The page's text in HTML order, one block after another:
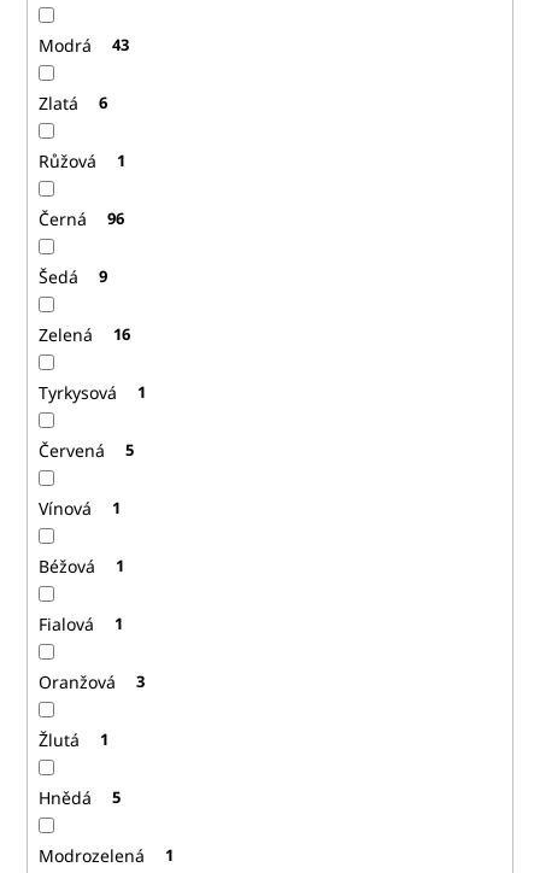
Modrá 43
Zlatá 6
Růžová 1
Černá 96
Šedá 9
Zelená 16
Tyrkysová 1
Červená 5
Vínová 1
Béžová 1
Fialová 1
Oranžová 3
Žlutá 1
Hnědá 5
Modrozelená 1